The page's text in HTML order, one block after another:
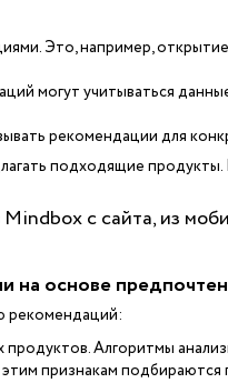
Это, например,
могут учитываться
рекомендации для
подходящие
с сайта, из
на основе
рекомендаций:
Алгоритмы
признакам подбираются